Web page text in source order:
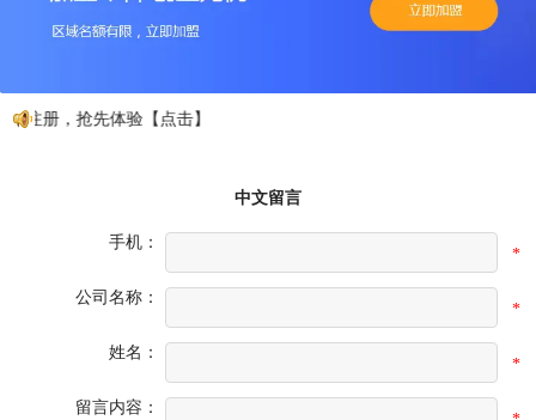
注册，抢先体验【点击】
中文留言
手机：
*
公司名称：
*
姓名：
*
留言内容：